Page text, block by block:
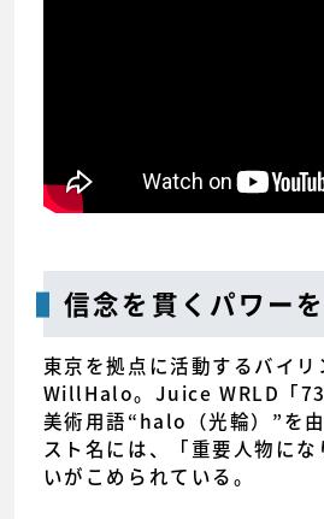
信念を貫くパワーを
東京を拠点に活動するバイリ
WillHalo。Juice WRLD「
美術用語“halo（光輪）”を
スト名には、「重要人物に
いがこめられている。